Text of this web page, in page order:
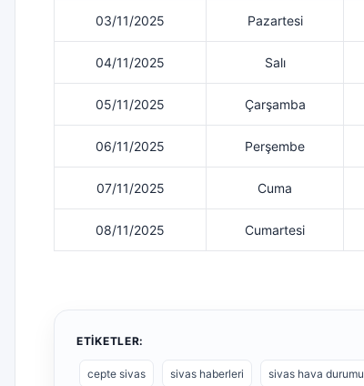
03/11/2025 Pazartesi
04/11/2025 Salı
05/11/2025 Çarşamba
06/11/2025 Perşembe
07/11/2025 Cuma
08/11/2025 Cumartesi
ETIKETLER:
cepte sivas sivas haberleri sivas hava durumu